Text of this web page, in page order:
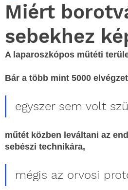
Miért
sebekhez
A laparoszkópos műtéti
Bár a több mint 5000
egyszer sem volt
műtét közben leváltani az
sebészi technikára,
mégis az orvosi